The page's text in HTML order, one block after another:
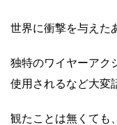
世界に衝撃を与えた
独特のワイヤーアク
使用されるなど大変
観たことは無くても